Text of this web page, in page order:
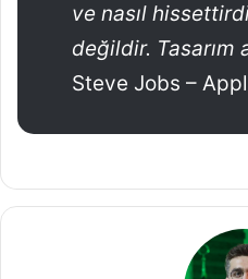
ve nasıl
değildir. Tasarım
Steve Jobs –